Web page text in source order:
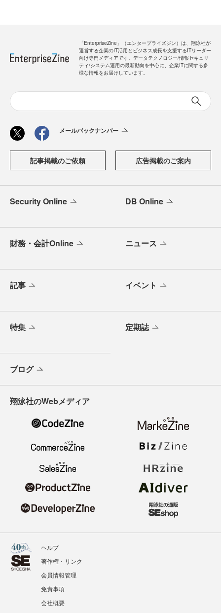
「EnterpriseZine」（エンタープライズジン）は、翔泳社が
運営する企業のIT活用とビジネス成長を支援するITリーダー
向け専門メディアです。データテクノロジー/情報セキュリ
ティ/システム運用の最新動向を中心に、企業ITに関する多
様な情報をお届けしています。
メールバックナンバー
記事掲載のご依頼 広告掲載のご案内
Security Online DB Online
財務・会計Online ニュース
記事 イベント
特集 定期誌
ブログ
翔泳社のWebメディア
ヘルプ
著作権・リンク
会員情報管理
免責事項
会社概要